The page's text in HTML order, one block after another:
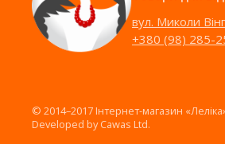
вул. Миколи
+380 (98) 285-
© 2014–2017 Інтернет-магазин
Developed byCawas Ltd.